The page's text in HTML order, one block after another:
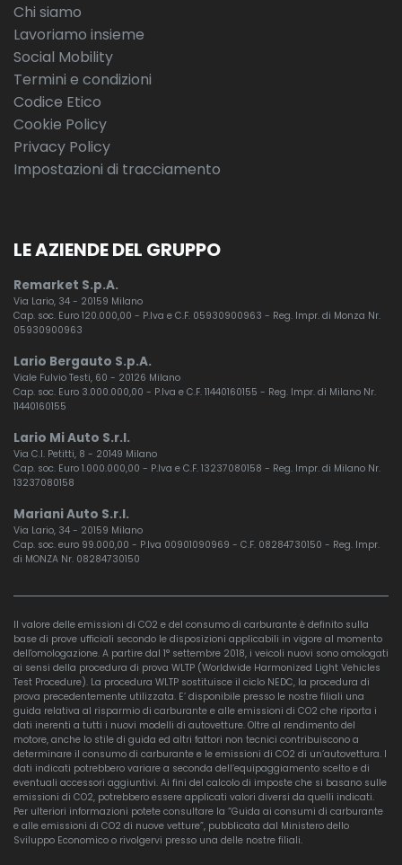
Chi siamo
Lavoriamo insieme
Social Mobility
Termini e condizioni
Codice Etico
Cookie Policy
Privacy Policy
Impostazioni di tracciamento
LE AZIENDE DEL GRUPPO
Remarket S.p.A.
Via Lario, 34 - 20159 Milano
Cap. soc. Euro 120.000,00 - P.Iva e C.F. 05930900963 - Reg. Impr. di Monza Nr.
05930900963
Lario Bergauto S.p.A.
Viale Fulvio Testi, 60 - 20126 Milano
Cap. soc. Euro 3.000.000,00 - P.Iva e C.F. 11440160155 - Reg. Impr. di Milano Nr.
11440160155
Lario Mi Auto S.r.l.
Via C.I. Petitti, 8 - 20149 Milano
Cap. soc. Euro 1.000.000,00 - P.Iva e C.F. 13237080158 - Reg. Impr. di Milano Nr.
13237080158
Mariani Auto S.r.l.
Via Lario, 34 - 20159 Milano
Cap. soc. euro 99.000,00 - P.Iva 00901090969 - C.F. 08284730150 - Reg. Impr.
di MONZA Nr. 08284730150
Il valore delle emissioni di CO2 e del consumo di carburante è definito sulla
base di prove ufficiali secondo le disposizioni applicabili in vigore al momento
dell'omologazione. A partire dal 1° settembre 2018, i veicoli nuovi sono omologati
ai sensi della procedura di prova WLTP (Worldwide Harmonized Light Vehicles
Test Procedure). La procedura WLTP sostituisce il ciclo NEDC, la procedura di
prova precedentemente utilizzata. E’ disponibile presso le nostre filiali una
guida relativa al risparmio di carburante e alle emissioni di CO2 che riporta i
dati inerenti a tutti i nuovi modelli di autovetture. Oltre al rendimento del
motore, anche lo stile di guida ed altri fattori non tecnici contribuiscono a
determinare il consumo di carburante e le emissioni di CO2 di un’autovettura. I
dati indicati potrebbero variare a seconda dell’equipaggiamento scelto e di
eventuali accessori aggiuntivi. Ai fini del calcolo di imposte che si basano sulle
emissioni di CO2, potrebbero essere applicati valori diversi da quelli indicati.
Per ulteriori informazioni potete consultare la “Guida ai consumi di carburante
e alle emissioni di CO2 di nuove vetture”, pubblicata dal Ministero dello
Sviluppo Economico o rivolgervi presso una delle nostre filiali.